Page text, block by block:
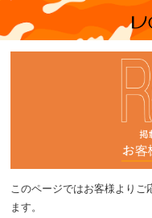
このページではお客様より
ます。